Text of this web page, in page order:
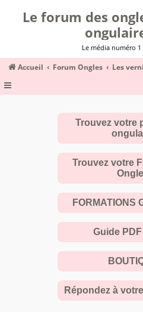
Le forum des
Le média numéro 1
Accueil Forum Ongles Les
Trouvez votre
Trouvez votre
FORMATIONS
Guide
Répondez à